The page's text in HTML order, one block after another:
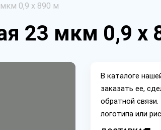
0,9 х 890 м
23 мкм 0,9 х
В каталоге
заказать ее,
обратной
логотипа или